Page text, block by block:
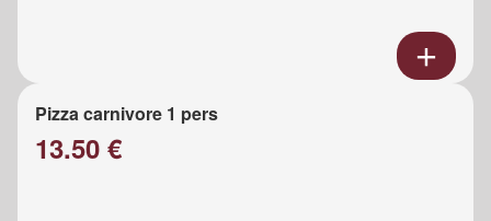
Pizza carnivore 1 pers
13.50 €